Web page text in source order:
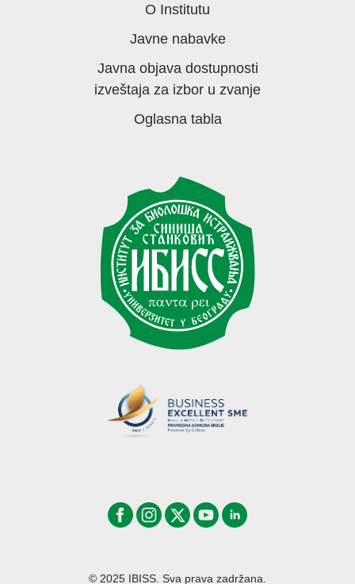
O Institutu
Javne nabavke
Javna objava dostupnosti
izveštaja za izbor u zvanje
Oglasna tabla
© 2025 IBISS. Sva prava zadržana.